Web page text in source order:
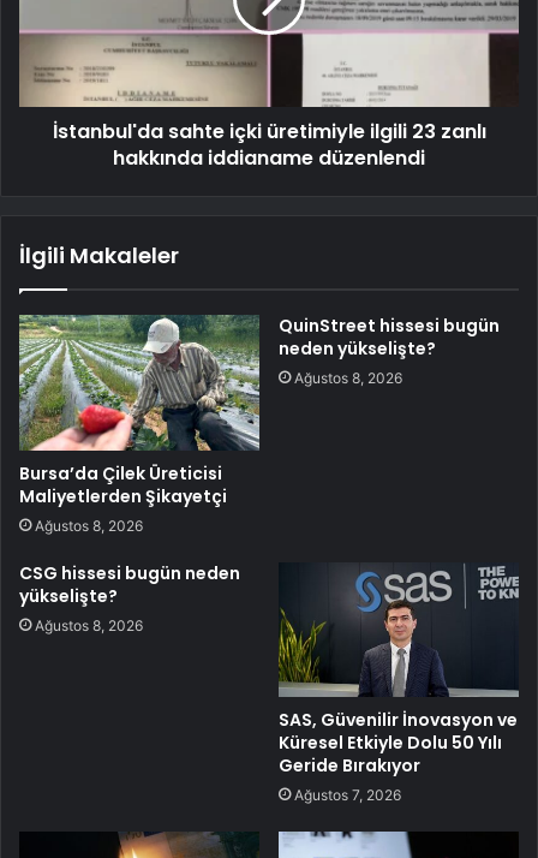
İstanbul'da sahte içki üretimiyle ilgili 23 zanlı
hakkında iddianame düzenlendi
İlgili Makaleler
Bursa’da Çilek Üreticisi
Maliyetlerden Şikayetçi
Ağustos 8, 2026
QuinStreet hissesi bugün
neden yükselişte?
Ağustos 8, 2026
CSG hissesi bugün neden
yükselişte?
Ağustos 8, 2026
SAS, Güvenilir İnovasyon ve
Küresel Etkiyle Dolu 50 Yılı
Geride Bırakıyor
Ağustos 7, 2026